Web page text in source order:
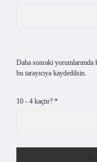
Daha sonraki yorumlarımda
bu tarayıcıya kaydedilsin.
10 - 4 kaçtır? *